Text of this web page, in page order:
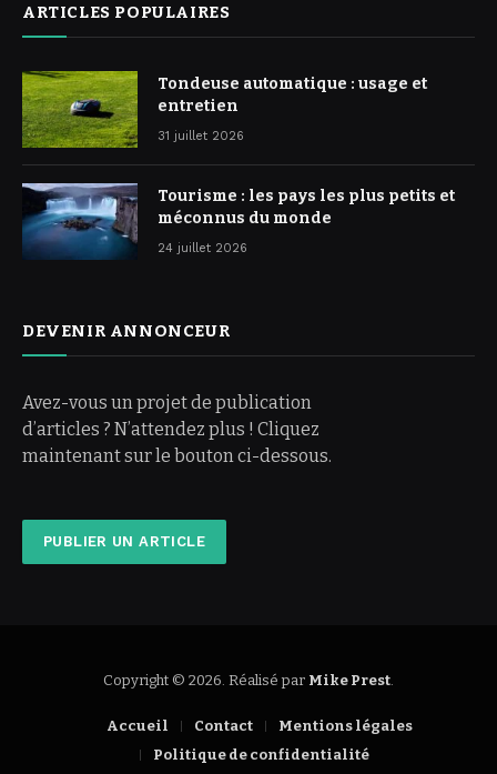
ARTICLES POPULAIRES
Tondeuse automatique : usage et
entretien
31 juillet 2026
Tourisme : les pays les plus petits et
méconnus du monde
24 juillet 2026
DEVENIR ANNONCEUR
Avez-vous un projet de publication
d’articles ? N’attendez plus ! Cliquez
maintenant sur le bouton ci-dessous.
PUBLIER UN ARTICLE
Copyright © 2026. Réalisé par Mike Prest.
Accueil Contact
Mentions légales
Politique de confidentialité